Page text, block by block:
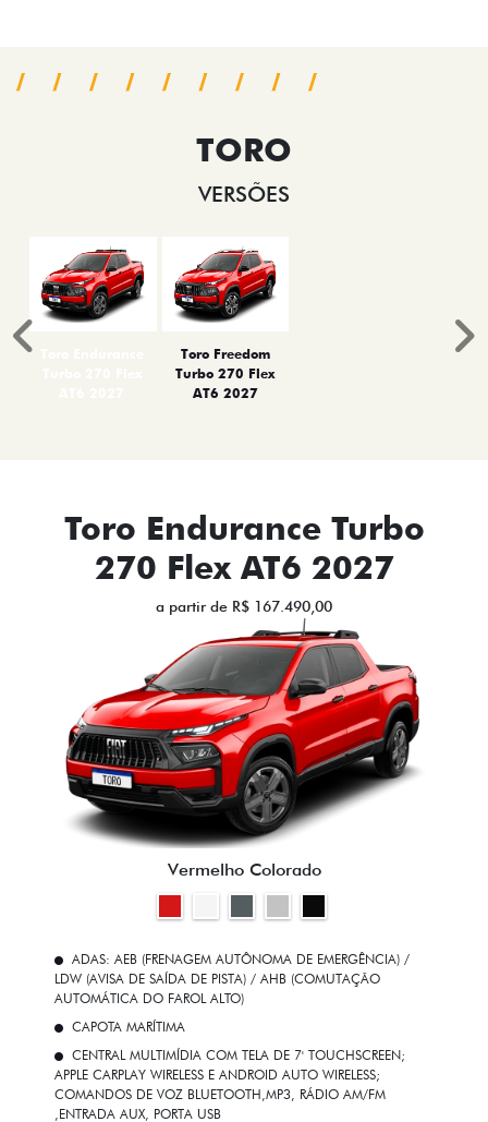
TORO
VERSÕES
Toro Freedom
Turbo 270 Flex
AT6 2027
Anterior
Toro Endurance Turbo
270 Flex AT6 2027
a partir de R$ 167.490,00
Vermelho Colorado
ADAS: AEB (FRENAGEM AUTÔNOMA DE EMERGÊNCIA) /
LDW (AVISA DE SAÍDA DE PISTA) / AHB (COMUTAÇÃO
AUTOMÁTICA DO FAROL ALTO)
CAPOTA MARÍTIMA
CENTRAL MULTIMÍDIA COM TELA DE 7' TOUCHSCREEN;
APPLE CARPLAY WIRELESS E ANDROID AUTO WIRELESS;
COMANDOS DE VOZ BLUETOOTH,MP3, RÁDIO AM/FM
,ENTRADA AUX, PORTA USB